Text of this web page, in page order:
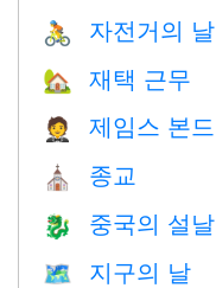
🚴 자전거의 날
🏡 재택 근무
🤵 제임스 본드
⛪️ 종교
🐉 중국의 설날
🗺️ 지구의 날